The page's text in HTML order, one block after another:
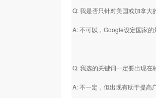
Q: 我是否只针对美国或加拿大
A: 不可以，Google设定国家
Q: 我选的关键词一定要出现在
A: 不一定，但出现有助于提高